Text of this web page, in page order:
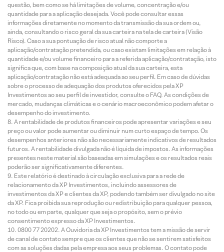
questão, bem como se há limitações de volume, concentração e/ou
quantidade para a aplicação desejada. Você pode consultar essas
informações diretamente no momento da transmissão da sua ordem ou,
ainda, consultando o risco geral da sua carteira na tela de carteira (Visão
Risco). Caso a sua pontuação de risco atual não comporte a
aplicação/contratação pretendida, ou caso existam limitações em relação à
quantidade e/ou volume financeiro para a referida aplicação/contratação, isto
significa que, com base na composição atual da sua carteira, esta
aplicação/contratação não está adequada ao seu perfil. Em caso de dúvidas
sobre o processo de adequação dos produtos oferecidos pela XP
Investimentos ao seu perfil de investidor, consulte o FAQ. As condições de
mercado, mudanças climáticas e o cenário macroeconômico podem afetar o
desempenho do investimento.
A rentabilidade de produtos financeiros pode apresentar variações e seu
preço ou valor pode aumentar ou diminuir num curto espaço de tempo. Os
desempenhos anteriores não são necessariamente indicativos de resultados
futuros. A rentabilidade divulgada não é líquida de impostos. As informações
presentes neste material são baseadas em simulações e os resultados reais
poderão ser significativamente diferentes.
Este relatório é destinado à circulação exclusiva para a rede de
relacionamento da XP Investimentos, incluindo assessores de
investimentos da XP e clientes da XP, podendo também ser divulgado no site
da XP. Fica proibida sua reprodução ou redistribuição para qualquer pessoa,
no todo ou em parte, qualquer que seja o propósito, sem o prévio
consentimento expresso da XP Investimentos.
0800 77 20202. A Ouvidoria da XP Investimentos tem a missão de servir
de canal de contato sempre que os clientes que não se sentirem satisfeitos
com as soluções dadas pela empresa aos seus problemas. O contato pode